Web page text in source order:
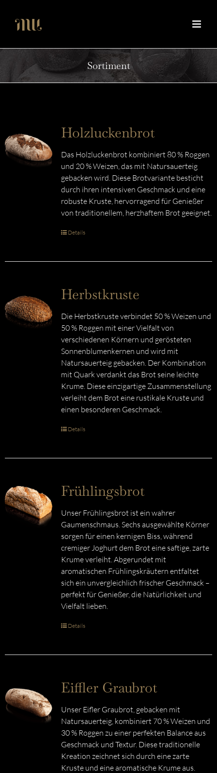
Inhalt
springen
Sortiment
Holzluckenbrot
Das Holzluckenbrot kombiniert 80 % Roggen
und 20 % Weizen, das mit Natursauerteig
gebacken wird. Diese Brotvariante besticht
durch ihren intensiven Geschmack und eine
robuste Kruste, hervorragend für Genießer
von traditionellem, herzhaftem Brot geeignet.
Details
Herbstkruste
Die Herbstkruste verbindet 50 % Weizen und
50 % Roggen mit einer Vielfalt von
verschiedenen Körnern und gerösteten
Sonnenblumenkernen und wird mit
Natursauerteig gebacken. Der Kombination
mit Quark verdankt das Brot seine leichte
Krume. Diese einzigartige Zusammenstellung
verleiht dem Brot eine rustikale Kruste und
einen besonderen Geschmack.
Details
Frühlingsbrot
Unser Frühlingsbrot ist ein wahrer
Gaumenschmaus. Sechs ausgewählte Körner
sorgen für einen kernigen Biss, während
cremiger Joghurt dem Brot eine saftige, zarte
Krume verleiht. Abgerundet mit
aromatischen Frühlingskräutern entfaltet
sich ein unvergleichlich frischer Geschmack –
perfekt für Genießer, die Natürlichkeit und
Vielfalt lieben.
Details
Eiffler Graubrot
Unser Eifler Graubrot, gebacken mit
Natursauerteig, kombiniert 70 % Weizen und
30 % Roggen zu einer perfekten Balance aus
Geschmack und Textur. Diese traditionelle
Kreation zeichnet sich durch eine zarte
Kruste und eine aromatische Krume aus.